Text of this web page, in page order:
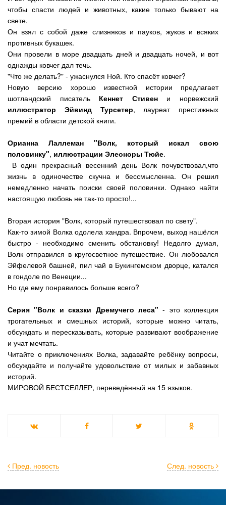
чтобы спасти людей и животных, какие только бывают на
свете.
Он взял с собой даже слизняков и пауков, жуков и всяких
противных букашек.
Они провели в море двадцать дней и двадцать ночей, и вот
однажды ковчег дал течь.
"Что же делать?" - ужаснулся Ной. Кто спасёт ковчег?
Новую версию хорошо известной истории предлагает
шотландский писатель Кеннет Стивени норвежский
иллюстратор Эйвинд Турсетер, лауреат престижных
премий в области детской книги.
Орианна Лаллеман "Волк, который искал свою
половинку", иллюстрации Элеоноры Тюйе.
В один прекрасный весенний день Волк почувствовал,что
жизнь в одиночестве скучна и бессмысленна. Он решил
немедленно начать поиски своей половинки. Однако найти
настоящую любовь не так-то просто!...
Вторая история "Волк, который путешествовал по свету".
Как-то зимой Волка одолела хандра. Впрочем, выход нашёлся
быстро - необходимо сменить обстановку! Недолго думая,
Волк отправился в кругосветное путешествие. Он любовался
Эйфелевой башней, пил чай в Букингемском дворце, катался
в гондоле по Венеции...
Но где ему понравилось больше всего?
Серия "Волк и сказки Дремучего леса" - это коллекция
трогательных и смешных историй, которые можно читать,
обсуждать и пересказывать, которые развивают воображение
и учат мечтать.
Читайте о приключениях Волка, задавайте ребёнку вопросы,
обсуждайте и получайте удовольствие от милых и забавных
историй.
МИРОВОЙ БЕСТСЕЛЛЕР, переведённый на 15 языков.
След. новость
Пред. новость